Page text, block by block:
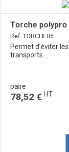
Torche
Ref. TORCHE05
Permet d’éviter
transports....
paire
78,52 € HT